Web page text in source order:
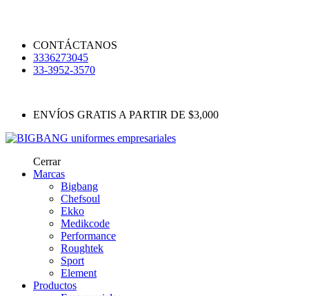
CONTÁCTANOS
3336273045
33-3952-3570
ENVÍOS GRATIS A PARTIR DE $3,000
Cerrar
Marcas
Bigbang
Chefsoul
Ekko
Medikcode
Performance
Roughtek
Sport
Element
Productos